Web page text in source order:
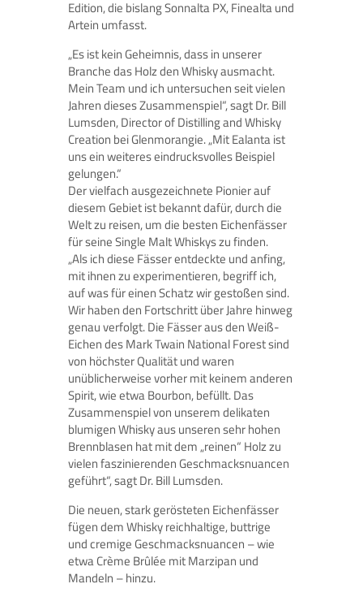
Edition, die bislang Sonnalta PX, Finealta und
Artein umfasst.
„Es ist kein Geheimnis, dass in unserer
Branche das Holz den Whisky ausmacht.
Mein Team und ich untersuchen seit vielen
Jahren dieses Zusammenspiel“, sagt Dr. Bill
Lumsden, Director of Distilling and Whisky
Creation bei Glenmorangie. „Mit Ealanta ist
uns ein weiteres eindrucksvolles Beispiel
gelungen.“
Der vielfach ausgezeichnete Pionier auf
diesem Gebiet ist bekannt dafür, durch die
Welt zu reisen, um die besten Eichenfässer
für seine Single Malt Whiskys zu finden.
„Als ich diese Fässer entdeckte und anfing,
mit ihnen zu experimentieren, begriff ich,
auf was für einen Schatz wir gestoßen sind.
Wir haben den Fortschritt über Jahre hinweg
genau verfolgt. Die Fässer aus den Weiß-
Eichen des Mark Twain National Forest sind
von höchster Qualität und waren
unüblicherweise vorher mit keinem anderen
Spirit, wie etwa Bourbon, befüllt. Das
Zusammenspiel von unserem delikaten
blumigen Whisky aus unseren sehr hohen
Brennblasen hat mit dem „reinen“ Holz zu
vielen faszinierenden Geschmacksnuancen
geführt“, sagt Dr. Bill Lumsden.
Die neuen, stark gerösteten Eichenfässer
fügen dem Whisky reichhaltige, buttrige
und cremige Geschmacksnuancen – wie
etwa Crème Brûlée mit Marzipan und
Mandeln – hinzu.